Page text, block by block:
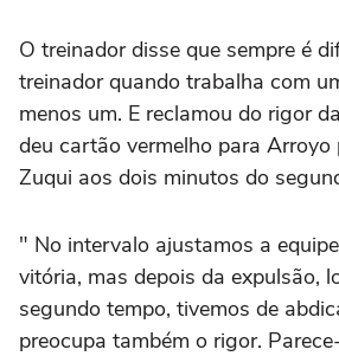
O treinador disse que sempre é
treinador quando trabalha com
menos um. E reclamou do rigor
deu cartão vermelho para
Zuqui aos dois minutos do
" No intervalo ajustamos a
vitória, mas depois da expulsão,
segundo tempo, tivemos de
preocupa também o rigor.